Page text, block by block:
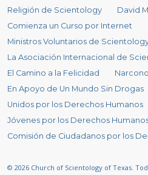
Religión de Scientology
David
Comienza un Curso por Internet
Ministros Voluntarios de
La Asociación Internacional de
El Camino a la Felicidad
En Apoyo de Un Mundo Sin Drogas
Unidos por los Derechos Humanos
Jóvenes por los Derechos
Comisión de Ciudadanos por los
© 2026 Church of Scientology of Texas.